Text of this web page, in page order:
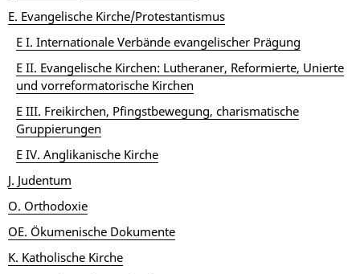
E. Evangelische Kirche/Protestantismus
E I. Internationale Verbände evangelischer Prägung
E II. Evangelische Kirchen: Lutheraner, Reformierte, Unierte
und vorreformatorische Kirchen
E III. Freikirchen, Pfingstbewegung, charismatische
Gruppierungen
E IV. Anglikanische Kirche
J. Judentum
O. Orthodoxie
OE. Ökumenische Dokumente
K. Katholische Kirche